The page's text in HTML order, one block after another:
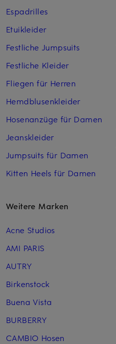
Espadrilles
Etuikleider
Festliche Jumpsuits
Festliche Kleider
Fliegen für Herren
Hemdblusenkleider
Hosenanzüge für Damen
Jeanskleider
Jumpsuits für Damen
Kitten Heels für Damen
Weitere Marken
Acne Studios
AMI PARIS
AUTRY
Birkenstock
Buena Vista
BURBERRY
CAMBIO Hosen